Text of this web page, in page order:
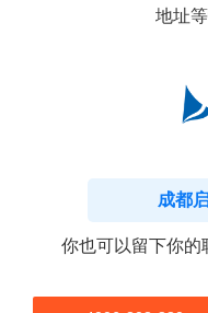
地址
成都
你也可以留下你的